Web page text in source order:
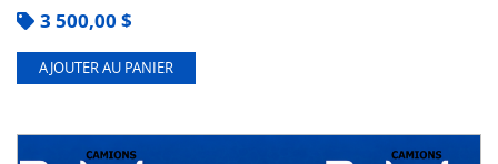
3 500,00 $
AJOUTER AU PANIER